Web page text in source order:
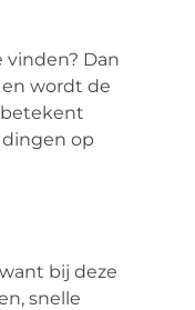
Dan
wordt de
op
bij deze
snelle